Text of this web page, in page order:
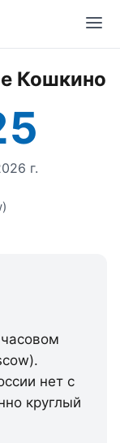
Кошкино
г.
нет с
круглый